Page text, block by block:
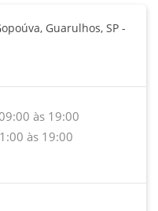
Guarulhos, SP -
às 19:00
às 19:00